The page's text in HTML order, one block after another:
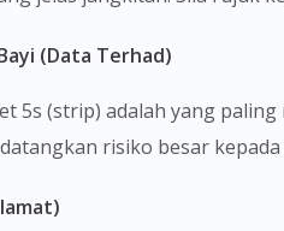
(Data Terhad)
5s (strip) adalah yang
risiko besar